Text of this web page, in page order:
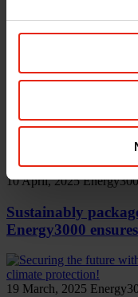
All
Burgenländische
Förderung
Nachhaltigkeit
10 April, 2025
Sustainably
Energy3000
19 March, 2025